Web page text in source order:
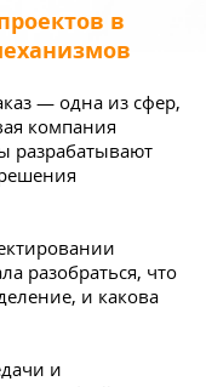
в
— одна из сфер,
компания
разрабатывают
разобраться, что
и какова
и